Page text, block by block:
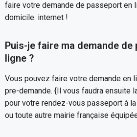
faire votre demande de passeport en
domicile. internet !
Puis-je faire ma demande de
ligne ?
Vous pouvez faire votre demande en
pre-demande. {Il vous faudra ensuite
pour votre rendez-vous passeport à
ou toute autre mairie française